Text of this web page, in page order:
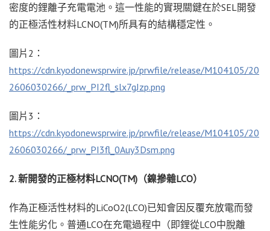
密度的鋰離子充電電池。這一性能的實現關鍵在於SEL開發
的正極活性材料LCNO(TM)所具有的結構穩定性。
圖片2：
https://cdn.kyodonewsprwire.jp/prwfile/release/M104105/20
2606030266/_prw_PI2fl_slx7gJzp.png
圖片3：
https://cdn.kyodonewsprwire.jp/prwfile/release/M104105/20
2606030266/_prw_PI3fl_0Auy3Dsm.png
2.新開發的正極材料LCNO(TM)（鎳摻雜LCO）
作為正極活性材料的LiCoO2(LCO)已知會因反覆充放電而發
生性能劣化。普通LCO在充電過程中（即鋰從LCO中脫離